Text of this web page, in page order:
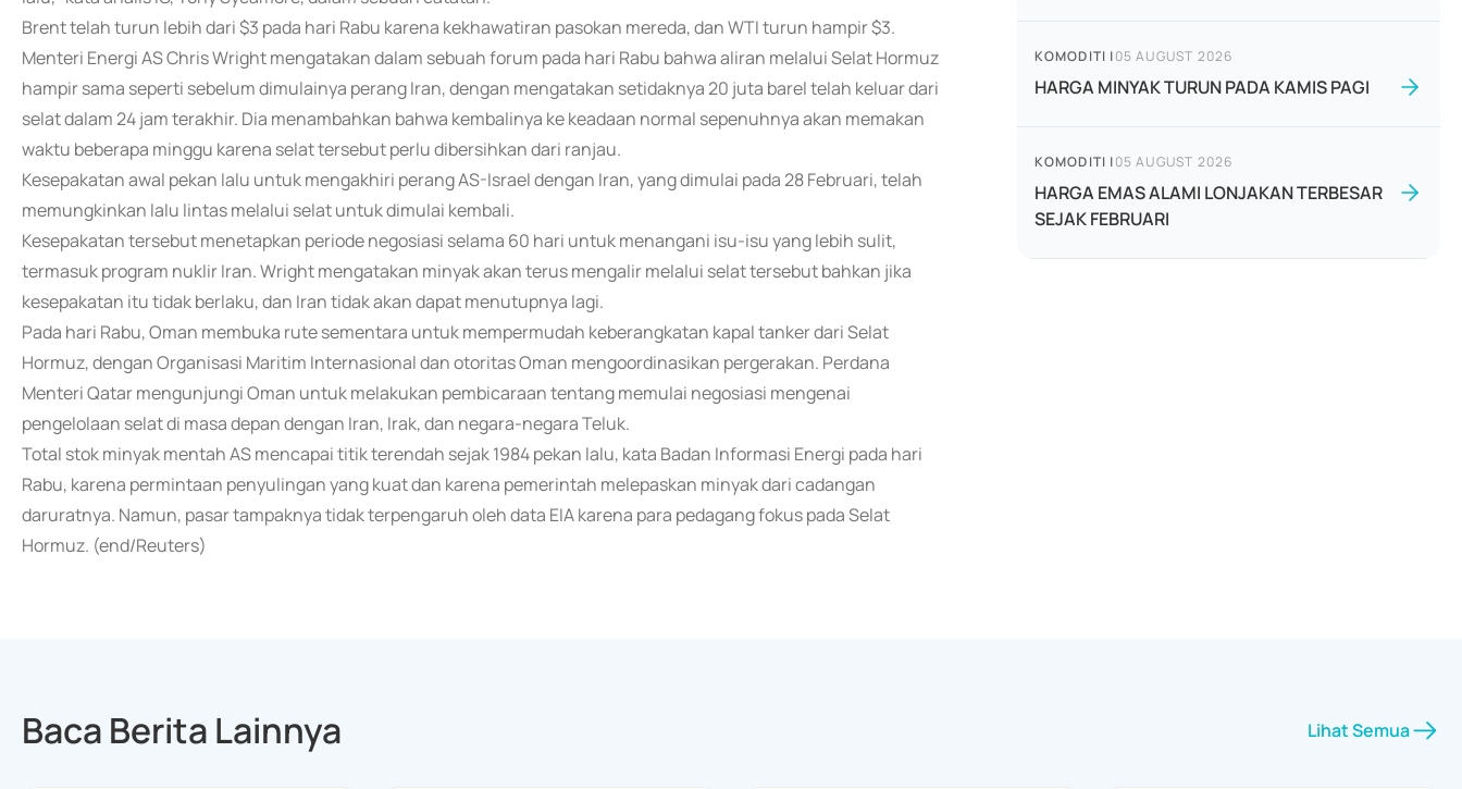
Brent telah turun lebih dari $3 pada hari Rabu karena kekhawatiran pasokan mereda, dan WTI turun hampir $3.
Menteri Energi AS Chris Wright mengatakan dalam sebuah forum pada hari Rabu bahwa aliran melalui Selat Hormuz
hampir sama seperti sebelum dimulainya perang Iran, dengan mengatakan setidaknya 20 juta barel telah keluar dari
selat dalam 24 jam terakhir. Dia menambahkan bahwa kembalinya ke keadaan normal sepenuhnya akan memakan
waktu beberapa minggu karena selat tersebut perlu dibersihkan dari ranjau.
Kesepakatan awal pekan lalu untuk mengakhiri perang AS-Israel dengan Iran, yang dimulai pada 28 Februari, telah
memungkinkan lalu lintas melalui selat untuk dimulai kembali.
Kesepakatan tersebut menetapkan periode negosiasi selama 60 hari untuk menangani isu-isu yang lebih sulit,
termasuk program nuklir Iran. Wright mengatakan minyak akan terus mengalir melalui selat tersebut bahkan jika
kesepakatan itu tidak berlaku, dan Iran tidak akan dapat menutupnya lagi.
Pada hari Rabu, Oman membuka rute sementara untuk mempermudah keberangkatan kapal tanker dari Selat
Hormuz, dengan Organisasi Maritim Internasional dan otoritas Oman mengoordinasikan pergerakan. Perdana
Menteri Qatar mengunjungi Oman untuk melakukan pembicaraan tentang memulai negosiasi mengenai
pengelolaan selat di masa depan dengan Iran, Irak, dan negara-negara Teluk.
Total stok minyak mentah AS mencapai titik terendah sejak 1984 pekan lalu, kata Badan Informasi Energi pada hari
Rabu, karena permintaan penyulingan yang kuat dan karena pemerintah melepaskan minyak dari cadangan
daruratnya. Namun, pasar tampaknya tidak terpengaruh oleh data EIA karena para pedagang fokus pada Selat
Hormuz. (end/Reuters)
KOMODITI |05 AUGUST 2026
HARGA MINYAK TURUN PADA KAMIS PAGI
KOMODITI |05 AUGUST 2026
HARGA EMAS ALAMI LONJAKAN TERBESAR
SEJAK FEBRUARI
Baca Berita Lainnya Lihat Semua